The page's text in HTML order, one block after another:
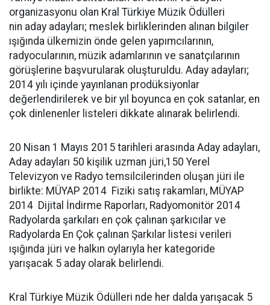
organizasyonu olan Kral Türkiye Müzik Ödülleri
nin aday adayları; meslek birliklerinden alınan bilgiler
ışığında ülkemizin önde gelen yapımcılarının,
radyocularının, müzik adamlarının ve sanatçılarının
görüşlerine başvurularak oluşturuldu. Aday adayları;
2014 yılı içinde yayınlanan prodüksiyonlar
değerlendirilerek ve bir yıl boyunca en çok satanlar, en
çok dinlenenler listeleri dikkate alınarak belirlendi.
20 Nisan 1 Mayıs 2015 tarihleri arasında Aday adayları,
Aday adayları 50 kişilik uzman jüri,150 Yerel
Televizyon ve Radyo temsilcilerinden oluşan jüri ile
birlikte: MÜYAP 2014 Fiziki satış rakamları, MÜYAP
2014 Dijital İndirme Raporları, Radyomonitör 2014
Radyolarda şarkıları en çok çalınan şarkıcılar ve
Radyolarda En Çok çalınan Şarkılar listesi verileri
ışığında jüri ve halkın oylarıyla her kategoride
yarışacak 5 aday olarak belirlendi.
Kral Türkiye Müzik Ödülleri nde her dalda yarışacak 5